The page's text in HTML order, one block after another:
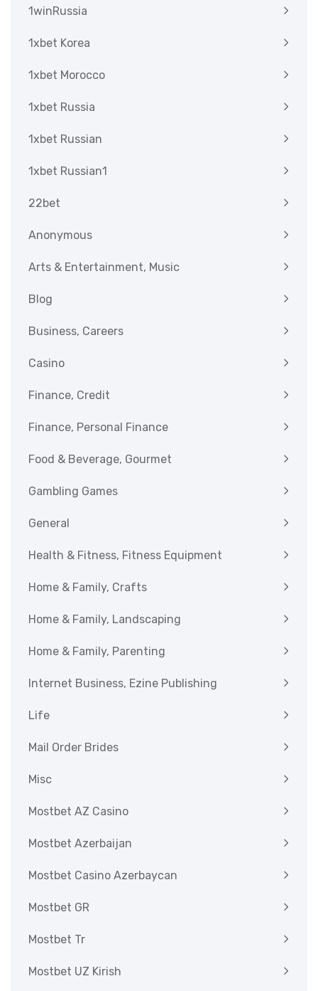
1winRussia
1xbet Korea
1xbet Morocco
1xbet Russia
1xbet Russian
1xbet Russian1
22bet
Anonymous
Arts & Entertainment, Music
Blog
Business, Careers
Casino
Finance, Credit
Finance, Personal Finance
Food & Beverage, Gourmet
Gambling Games
General
Health & Fitness, Fitness Equipment
Home & Family, Crafts
Home & Family, Landscaping
Home & Family, Parenting
Internet Business, Ezine Publishing
Life
Mail Order Brides
Misc
Mostbet AZ Casino
Mostbet Azerbaijan
Mostbet Casino Azerbaycan
Mostbet GR
Mostbet Tr
Mostbet UZ Kirish